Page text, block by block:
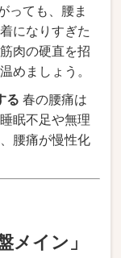
っても、腰ま
になりすぎた
肉の硬直を招
めましょう。
る 春の腰痛は
眠不足や無理
腰痛が慢性化
メイン」